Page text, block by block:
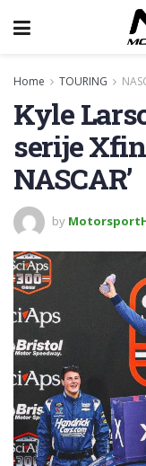
Home TOURING
Kyle
serije
NASCAR’
by